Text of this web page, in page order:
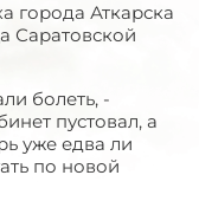
города Аткарска
Саратовской
болеть, -
пустовал, а
уже едва ли
по новой